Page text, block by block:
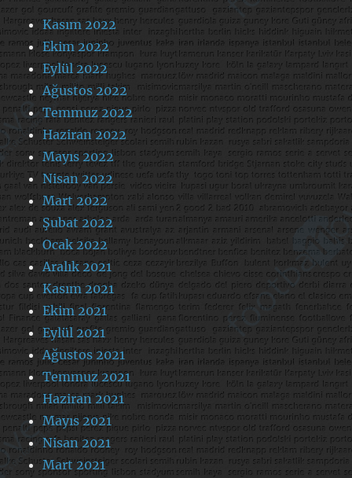
Kasım 2022
Ekim 2022
Eylül 2022
Ağustos 2022
Temmuz 2022
Haziran 2022
Mayıs 2022
Nisan 2022
Mart 2022
Şubat 2022
Ocak 2022
Aralık 2021
Kasım 2021
Ekim 2021
Eylül 2021
Ağustos 2021
Temmuz 2021
Haziran 2021
Mayıs 2021
Nisan 2021
Mart 2021